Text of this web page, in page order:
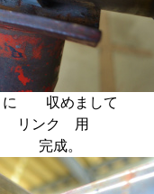
収めまして
リンク 用
完成。